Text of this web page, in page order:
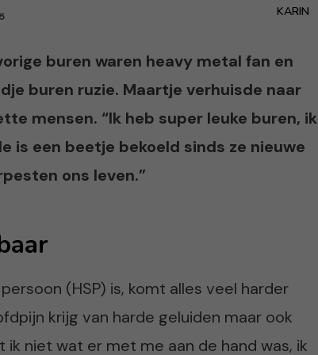
KARIN
buren waren heavy metal fan en
buren ruzie. Maartje verhuisde naar
mensen. “Ik heb super leuke buren, ik
is een beetje bekoeld sinds ze nieuwe
ons leven.”
(HSP) is, komt alles veel harder
krijg van harde geluiden maar ook
niet wat er met me aan de hand was, ik